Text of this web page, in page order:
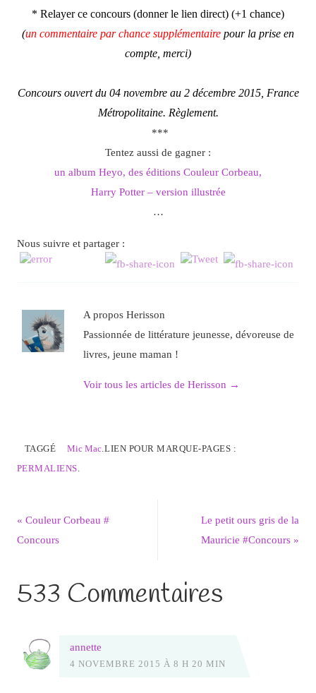
* Relayer ce concours (donner le lien direct) (+1 chance)
(un commentaire par chance supplémentaire pour la prise en
compte, merci)
Concours ouvert du 04 novembre au 2 décembre 2015, France
Métropolitaine. Règlement.
***
Tentez aussi de gagner :
un album Heyo, des éditions Couleur Corbeau,
Harry Potter – version illustrée
…
Nous suivre et partager :
A propos Herisson
Passionnée de littérature jeunesse, dévoreuse de
livres, jeune maman !
Voir tous les articles de Herisson →
TAGGÉ Mic Mac LIEN POUR MARQUE-PAGES :
PERMALIENS
« Couleur Corbeau #
Concours
Le petit ours gris de la
Mauricie #Concours»
533 Commentaires
annette
4 NOVEMBRE 2015 À 8 H 20 MIN